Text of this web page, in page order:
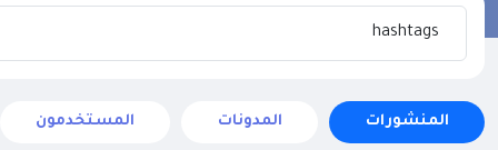
المنشورات المدونات المستخدمون